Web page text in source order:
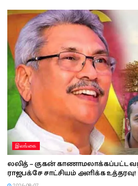
இலங்கை
லலித் – குகன் காணாமலாக்கப்பட்ட
ராஜபக்சே சாட்சியம் அளிக்க உத்தரவு!